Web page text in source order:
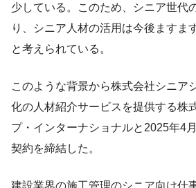
少している。このため、シニア世代
り、シニア人材の活用は今後ますま
と考えられている。
このような背景から株式会社シニア
化の人材紹介サービスを提供する株
プ・インターナショナルと2025年4
契約を締結した。
建設業界の施工管理のシニア向け仕